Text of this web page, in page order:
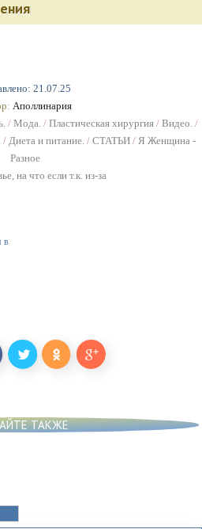
21.07.25
Аполлинария
/ Мода. / Пластическая хирургия / Видео. /
/ Диета и питание. / СТАТЬИ/ Я Женщина -
Разное
на что если т.к. из-за
в
ТАКЖЕ